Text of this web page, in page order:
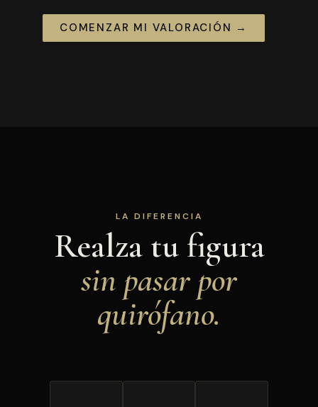
COMENZAR MI VALORACIÓN →
LA DIFERENCIA
Realza tu figura
sin pasar por
quirófano.